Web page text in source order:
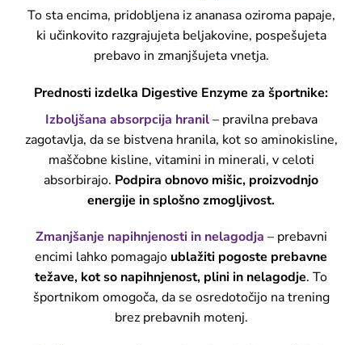
To sta encima, pridobljena iz ananasa oziroma papaje,
ki učinkovito razgrajujeta beljakovine, pospešujeta
prebavo in zmanjšujeta vnetja.
Prednosti izdelka Digestive Enzyme za športnike:
Izboljšana absorpcija hranil – pravilna prebava
zagotavlja, da se bistvena hranila, kot so aminokisline,
maščobne kisline, vitamini in minerali, v celoti
absorbirajo. Podpira obnovo mišic, proizvodnjo
energije in splošno zmogljivost.
Zmanjšanje napihnjenosti in nelagodja – prebavni
encimi lahko pomagajo ublažiti pogoste prebavne
težave, kot so napihnjenost, plini in nelagodje. To
športnikom omogoča, da se osredotočijo na trening
brez prebavnih motenj.